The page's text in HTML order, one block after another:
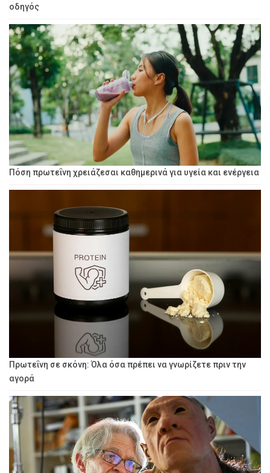
οδηγός
Πόση πρωτεΐνη χρειάζεσαι καθημερινά για υγεία και ενέργεια
Πρωτεΐνη σε σκόνη: Όλα όσα πρέπει να γνωρίζετε πριν την
αγορά